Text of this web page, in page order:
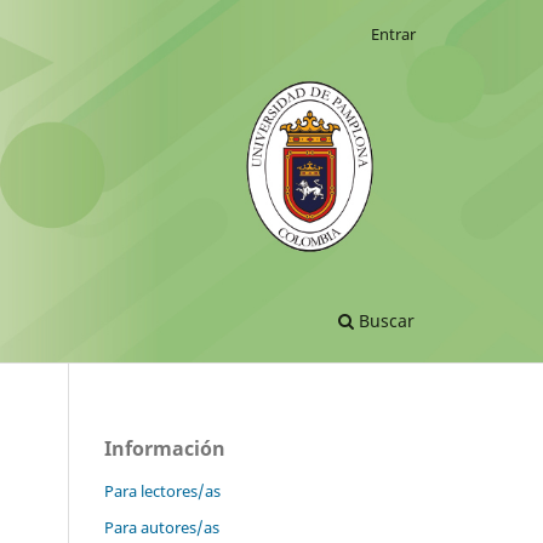
Buscar
Entrar
Información
Para lectores/as
Para autores/as